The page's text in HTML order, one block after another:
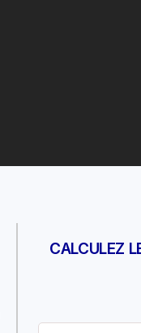
CALCULEZ